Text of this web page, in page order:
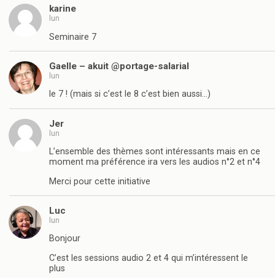
karine
lun
Seminaire 7
Gaelle – akuit @portage-salarial
lun
le 7 ! (mais si c’est le 8 c’est bien aussi…)
Jer
lun
L’ensemble des thèmes sont intéressants mais en ce
moment ma préférence ira vers les audios n°2 et n°4
Merci pour cette initiative
Luc
lun
Bonjour
C’est les sessions audio 2 et 4 qui m’intéressent le
plus